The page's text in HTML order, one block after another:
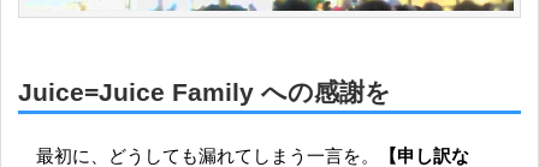
Juice=Juice Family への感謝を
最初に、どうしても漏れてしまう一言を。
【申し訳な